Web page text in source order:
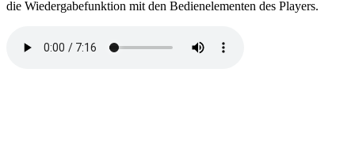
die Wiedergabefunktion mit den Bedienelementen des Players.